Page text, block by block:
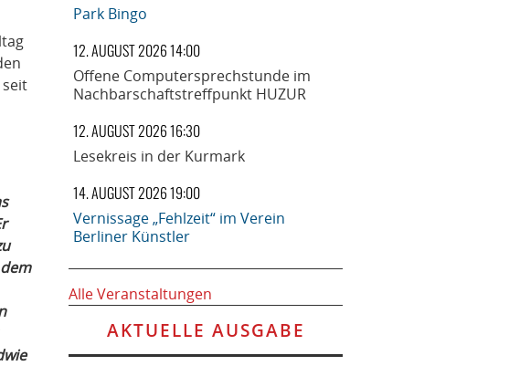
Park Bingo
12. AUGUST 2026 14:00
Offene Computersprechstunde im
Nachbarschaftstreffpunkt HUZUR
12. AUGUST 2026 16:30
Lesekreis in der Kurmark
14. AUGUST 2026 19:00
Vernissage „Fehlzeit“ im Verein
Berliner Künstler
Alle Veranstaltungen
AKTUELLE AUSGABE